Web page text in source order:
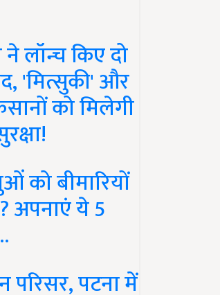
लॉन्च किए दो
'मित्सुकी' और
को मिलेगी
को बीमारियों
अपनाएं ये 5
पटना में